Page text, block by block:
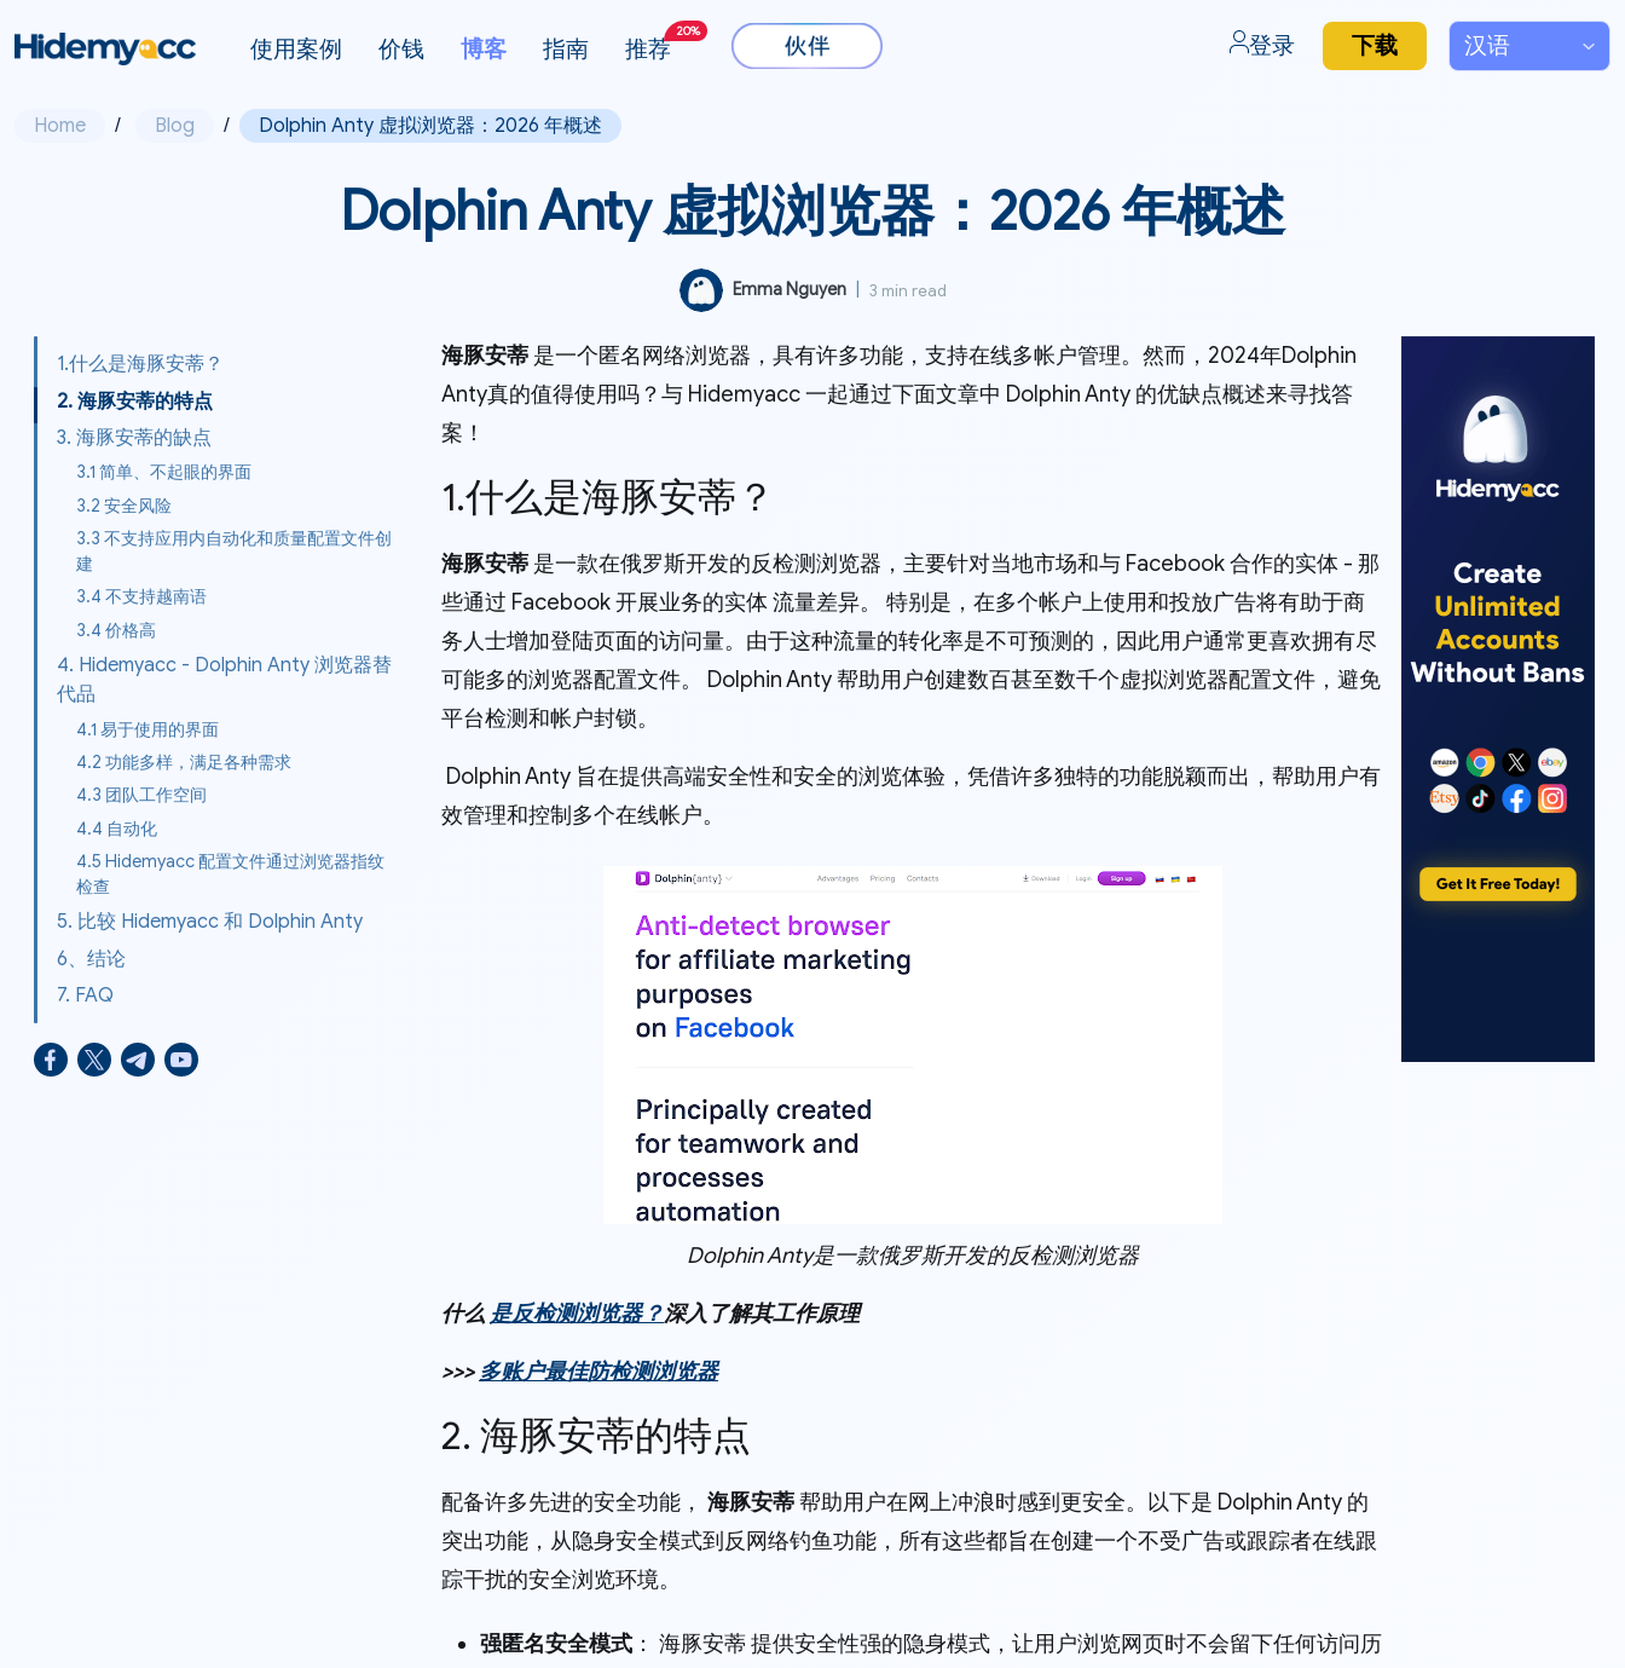
使用案例 价钱 博客 指南 推荐
20%
登录 下载
Home / Blog / Dolphin Anty 虚拟浏览器：2026 年概述
Dolphin Anty 虚拟浏览器：2026 年概述
Emma Nguyen 3 min read
1.什么是海豚安蒂？
2. 海豚安蒂的特点
3. 海豚安蒂的缺点
3.1 简单、不起眼的界面
3.2 安全风险
3.3 不支持应用内自动化和质量配置文件创
建
3.4 不支持越南语
3.4 价格高
4. Hidemyacc - Dolphin Anty 浏览器替
代品
4.1 易于使用的界面
4.2 功能多样，满足各种需求
4.3 团队工作空间
4.4 自动化
4.5 Hidemyacc 配置文件通过浏览器指纹
检查
5. 比较 Hidemyacc 和 Dolphin Anty
6、结论
7. FAQ
海豚安蒂 是一个匿名网络浏览器，具有许多功能，支持在线多帐户管理。然而，2024年Dolphin
Anty真的值得使用吗？与 Hidemyacc 一起通过下面文章中 Dolphin Anty 的优缺点概述来寻找答
案！
1.什么是海豚安蒂？
海豚安蒂 是一款在俄罗斯开发的反检测浏览器，主要针对当地市场和与 Facebook 合作的实体 - 那
些通过 Facebook 开展业务的实体 流量差异。 特别是，在多个帐户上使用和投放广告将有助于商
务人士增加登陆页面的访问量。由于这种流量的转化率是不可预测的，因此用户通常更喜欢拥有尽
可能多的浏览器配置文件。 Dolphin Anty 帮助用户创建数百甚至数千个虚拟浏览器配置文件，避免
平台检测和帐户封锁。
Dolphin Anty 旨在提供高端安全性和安全的浏览体验，凭借许多独特的功能脱颖而出，帮助用户有
效管理和控制多个在线帐户。
Dolphin Anty是一款俄罗斯开发的反检测浏览器
什么 是反检测浏览器？深入了解其工作原理
>>> 多账户最佳防检测浏览器
2. 海豚安蒂的特点
配备许多先进的安全功能， 海豚安蒂帮助用户在网上冲浪时感到更安全。以下是 Dolphin Anty 的
突出功能，从隐身安全模式到反网络钓鱼功能，所有这些都旨在创建一个不受广告或跟踪者在线跟
踪干扰的安全浏览环境。
强匿名安全模式 ： 海豚安蒂 提供安全性强的隐身模式，让用户浏览网页时不会留下任何访问历